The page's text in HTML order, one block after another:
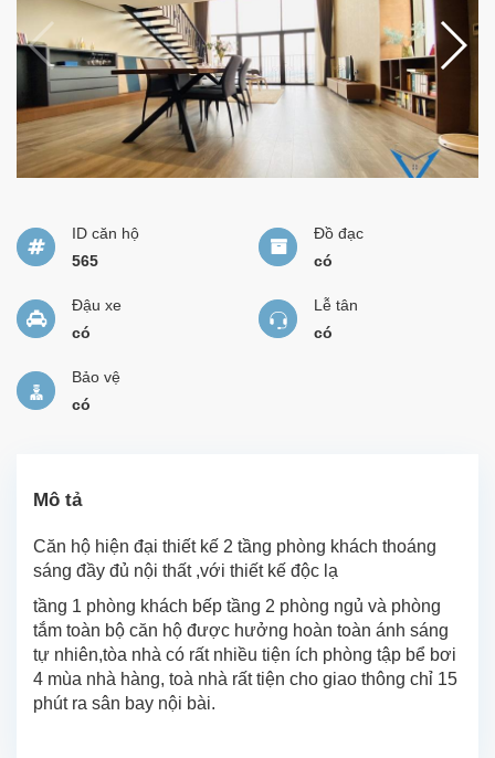
ID căn hộ
565
Đồ đạc
có
Đậu xe
có
Lễ tân
có
Bảo vệ
có
Mô tả
Căn hộ hiện đại thiết kế 2 tầng phòng khách thoáng
sáng đầy đủ nội thất ,với thiết kế độc lạ
tầng 1 phòng khách bếp tầng 2 phòng ngủ và phòng
tắm toàn bộ căn hộ được hưởng hoàn toàn ánh sáng
tự nhiên,tòa nhà có rất nhiều tiện ích phòng tập bể bơi
4 mùa nhà hàng, toà nhà rất tiện cho giao thông chỉ 15
phút ra sân bay nội bài.